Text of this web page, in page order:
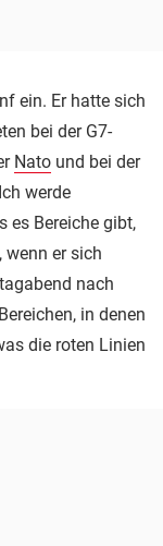
ein. Er hatte sich
bei der G7-
Nato und bei der
werde
es Bereiche gibt,
wenn er sich
nach
in denen
die roten Linien